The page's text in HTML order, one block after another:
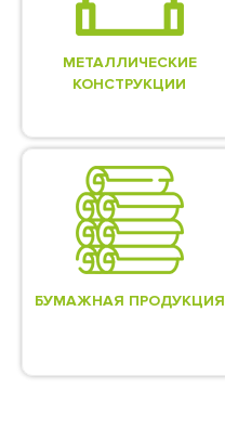
МЕТАЛЛИЧЕСКИЕ
КОНСТРУКЦИИ
БУМАЖНАЯ ПРОДУКЦИЯ